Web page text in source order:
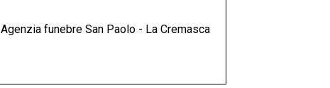
Agenzia funebre San Paolo - La Cremasca